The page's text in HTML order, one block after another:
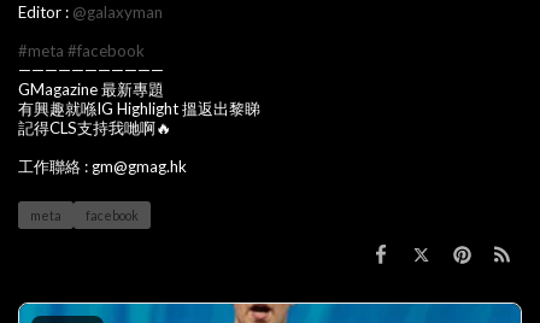
Editor : @galaxyman
#meta #facebook
———————————
GMagazine 最新專題
有興趣就喺IG Highlight 搵返出黎睇
記得CLS支持我哋啊🔥
工作聯絡 : gm@gmag.hk
meta facebook